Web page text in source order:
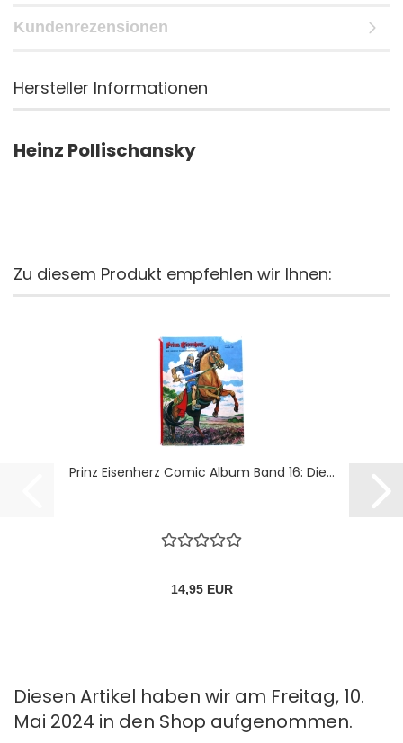
Kundenrezensionen
Hersteller Informationen
Heinz Pollischansky
Zu diesem Produkt empfehlen wir Ihnen:
Prinz Eisenherz Comic Album Band 16: Die...
14,95 EUR
Diesen Artikel haben wir am Freitag, 10.
Mai 2024 in den Shop aufgenommen.